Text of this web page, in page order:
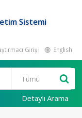
Sistemi
Girişi English
Detaylı Arama